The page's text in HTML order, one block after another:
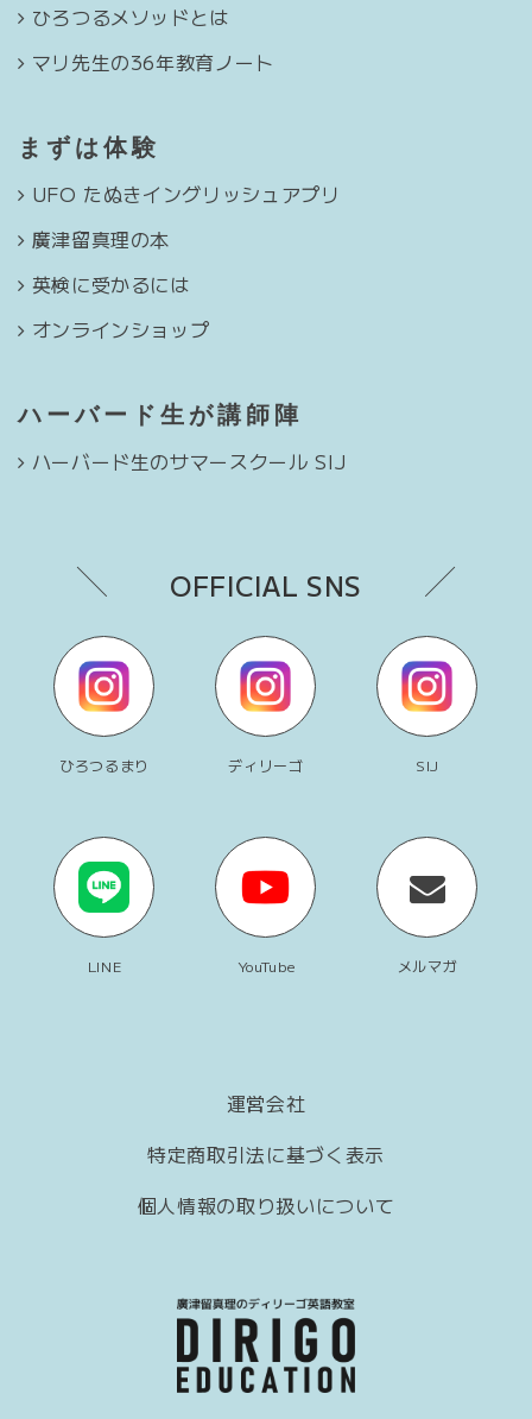
ひろつるメソッドとは
マリ先生の36年教育ノート
まずは体験
UFO たぬきイングリッシュアプリ
廣津留真理の本
英検に受かるには
オンラインショップ
ハーバード生が講師陣
ハーバード生のサマースクール SIJ
OFFICIAL SNS
ひろつるまり ディリーゴ SIJ
LINE YouTube メルマガ
運営会社
特定商取引法に基づく表示
個人情報の取り扱いについて